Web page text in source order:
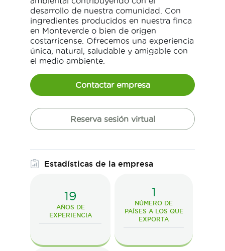
desarrollo de nuestra comunidad. Con
ingredientes producidos en nuestra finca
en Monteverde o bien de origen
costarricense. Ofrecemos una experiencia
única, natural, saludable y amigable con
el medio ambiente.
Contactar empresa
Reserva sesión virtual
Estadísticas de la empresa
19
AÑOS DE
EXPERIENCIA
1
NÚMERO DE
PAÍSES A LOS QUE
EXPORTA